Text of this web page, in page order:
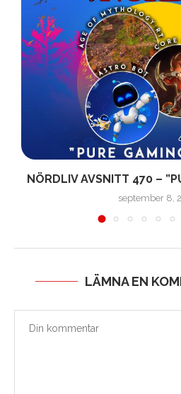
NÖRDLIV AVSNITT 470 –
september 8,
LÄMNA EN